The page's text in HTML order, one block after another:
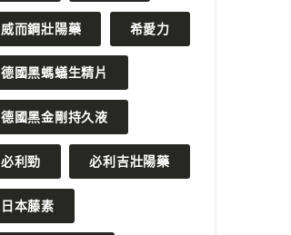
威而鋼壯陽藥 希愛力
德國黑螞蟻生精片
德國黑金剛持久液
必利勁 必利吉壯陽藥
日本藤素